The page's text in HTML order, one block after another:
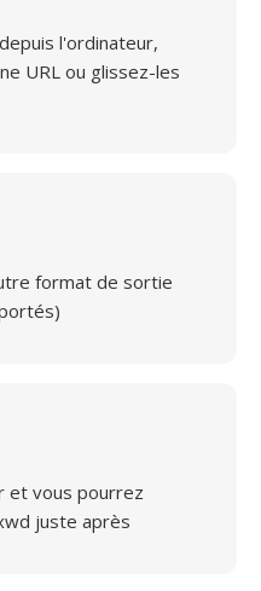
l'ordinateur,
URL ou glissez-les
format de sortie
et vous pourrez
juste après